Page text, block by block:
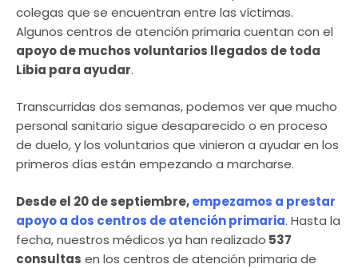
colegas que se encuentran entre las víctimas.
Algunos centros de atención primaria cuentan con el
apoyo de muchos voluntarios llegados de toda
Libia para ayudar.
Transcurridas dos semanas, podemos ver que mucho
personal sanitario sigue desaparecido o en proceso
de duelo, y los voluntarios que vinieron a ayudar en los
primeros días están empezando a marcharse.
Desde el 20 de septiembre,empezamos a prestar
apoyo a dos centros de atención primaria. Hasta la
fecha, nuestros médicos ya han realizado 537
consultas en los centros de atención primaria de